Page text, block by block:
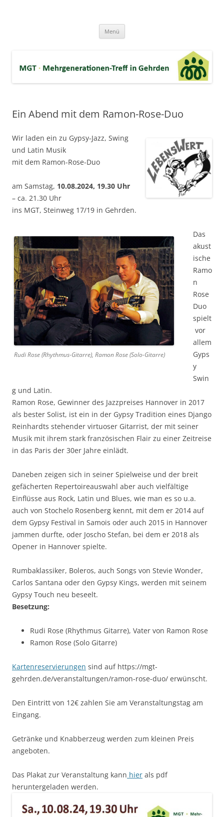
Menü
Ein Abend mit dem Ramon-Rose-Duo
Wir laden ein zu Gypsy-Jazz, Swing
und Latin Musik
mit dem Ramon-Rose-Duo
am Samstag, 10.08.2024, 19.30 Uhr
– ca. 21.30 Uhr
ins MGT, Steinweg 17/19 in Gehrden.
Rudi Rose (Rhythmus-Gitarre), Ramon Rose (Solo-Gitarre)
Das
akust
ische
Ramo
n
Rose
Duo
spielt
vor
allem
Gyps
y
Swin
g und Latin.
Ramon Rose, Gewinner des Jazzpreises Hannover in 2017
als bester Solist, ist ein in der Gypsy Tradition eines Django
Reinhardts stehender virtuoser Gitarrist, der mit seiner
Musik mit ihrem stark französischen Flair zu einer Zeitreise
in das Paris der 30er Jahre einlädt.
Daneben zeigen sich in seiner Spielweise und der breit
gefächerten Repertoireauswahl aber auch vielfältige
Einflüsse aus Rock, Latin und Blues, wie man es so u.a.
auch von Stochelo Rosenberg kennt, mit dem er 2014 auf
dem Gypsy Festival in Samois oder auch 2015 in Hannover
jammen durfte, oder Joscho Stefan, bei dem er 2018 als
Opener in Hannover spielte.
Rumbaklassiker, Boleros, auch Songs von Stevie Wonder,
Carlos Santana oder den Gypsy Kings, werden mit seinem
Gypsy Touch neu beseelt.
Besetzung:
Rudi Rose (Rhythmus Gitarre), Vater von Ramon Rose
Ramon Rose (Solo Gitarre)
Kartenreservierungen sind auf https://mgt-
gehrden.de/veranstaltungen/ramon-rose-duo/ erwünscht.
Den Eintritt von 12€ zahlen Sie am Veranstaltungstag am
Eingang.
Getränke und Knabberzeug werden zum kleinen Preis
angeboten.
Das Plakat zur Veranstaltung kann hier als pdf
heruntergeladen werden.